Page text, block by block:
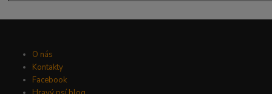
O nás
Kontakty
Facebook